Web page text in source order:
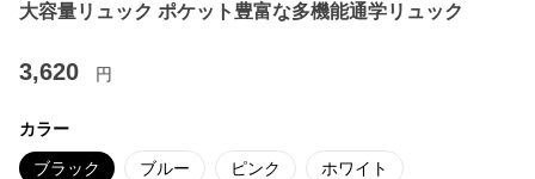
大容量リュック ポケット豊富な多機能通学リュック
3,620 円
カラー
ブラック ブルー ピンク ホワイト